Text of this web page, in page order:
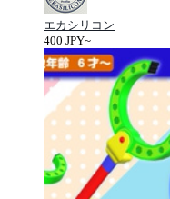
エカシリコン
400 JPY~